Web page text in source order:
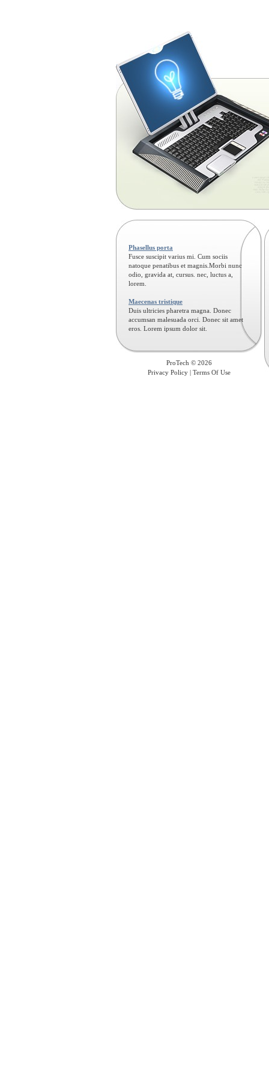
Phasellus porta
Fusce suscipit varius mi. Cum sociis
natoque penatibus et magnis.Morbi nunc
odio, gravida at, cursus. nec, luctus a,
lorem.
Maecenas tristique
Duis ultricies pharetra magna. Donec
accumsan malesuada orci. Donec sit amet
eros. Lorem ipsum dolor sit.
Phasellus porta
ProTech © 2026
Privacy Policy | Terms Of Use